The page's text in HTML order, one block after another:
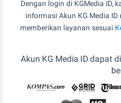
Dengan login di KGMedia ID,
informasi Akun KG Media
memberikan layanan sesuai
Akun KG Media ID dapat